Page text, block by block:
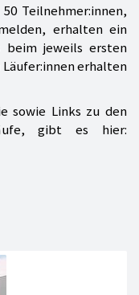
Teilnehmer:innen,
erhalten ein
beim jeweils ersten
erhalten
sowie Links zu den
gibt es hier: